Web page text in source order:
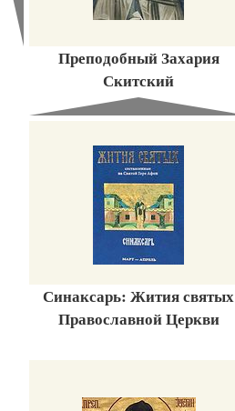
Преподобный Захария
Скитский
Синаксарь: Жития святых
Православной Церкви